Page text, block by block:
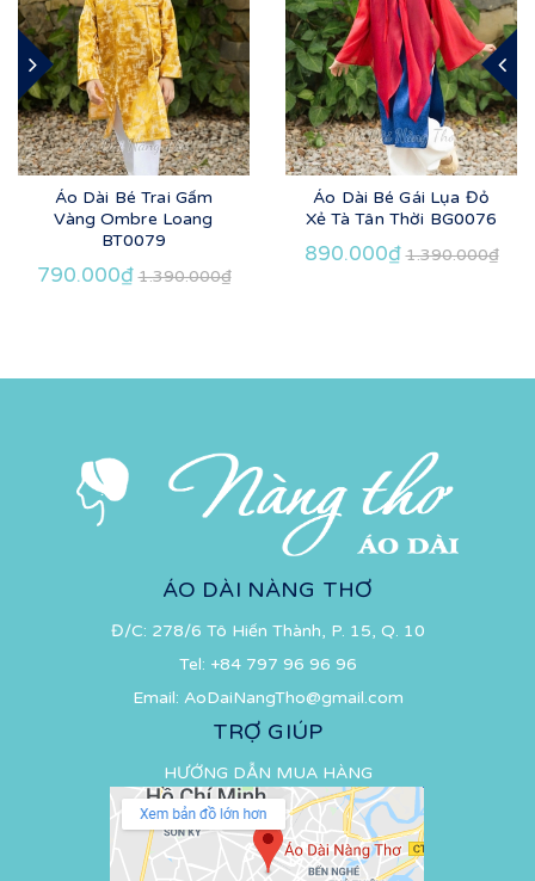
Áo Dài Bé Trai Gấm
Vàng Ombre Loang
BT0079
790.000₫ 1.390.000₫
Áo Dài Bé Gái Lụa Đỏ
Xẻ Tà Tân Thời BG0076
890.000₫ 1.390.000₫
ÁO DÀI NÀNG THƠ
Đ/C: 278/6 Tô Hiến Thành, P. 15, Q. 10
Tel: +84 797 96 96 96
Email: AoDaiNangTho@gmail.com
TRỢ GIÚP
HƯỚNG DẪN MUA HÀNG